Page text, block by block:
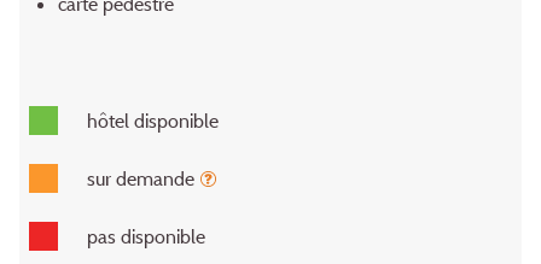
hôtel disponible
sur demande
pas disponible